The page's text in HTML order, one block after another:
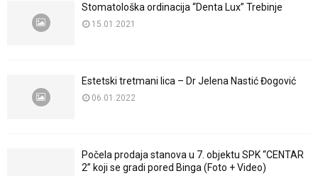
Stomatološka ordinacija “Denta Lux” Trebinje
15.01.2021
Estetski tretmani lica – Dr Jelena Nastić Đogović
06.01.2022
Počela prodaja stanova u 7. objektu SPK “CENTAR
2” koji se gradi pored Binga (Foto + Video)